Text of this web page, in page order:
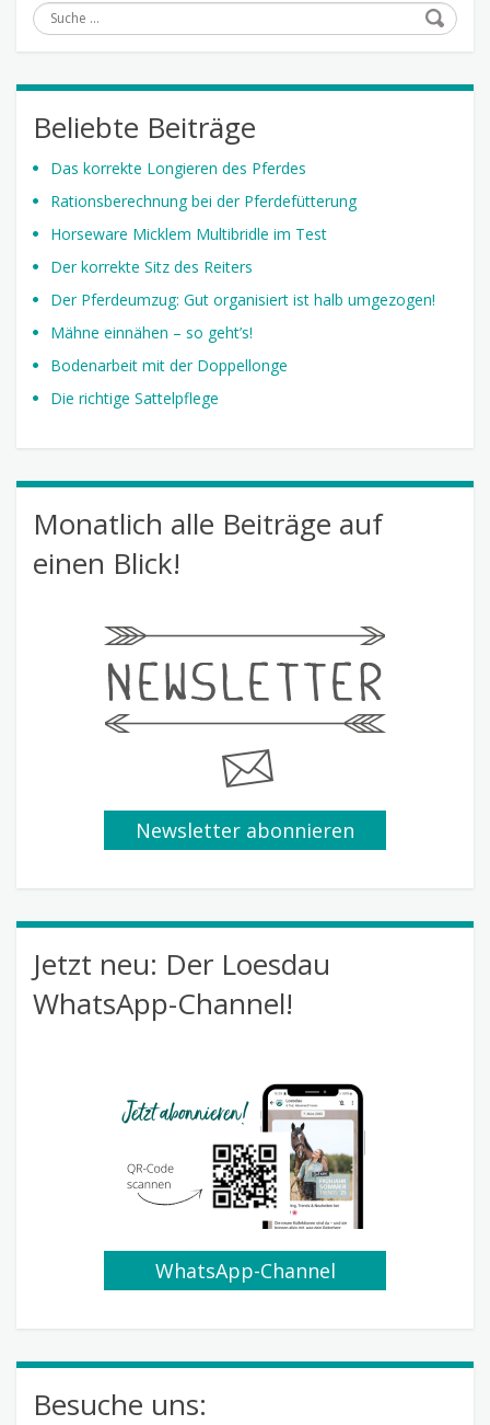
Suche
Beliebte Beiträge
Das korrekte Longieren des Pferdes
Rationsberechnung bei der Pferdefütterung
Horseware Micklem Multibridle im Test
Der korrekte Sitz des Reiters
Der Pferdeumzug: Gut organisiert ist halb umgezogen!
Mähne einnähen – so geht’s!
Bodenarbeit mit der Doppellonge
Die richtige Sattelpflege
Monatlich alle Beiträge auf
einen Blick!
Newsletter abonnieren
Jetzt neu: Der Loesdau
WhatsApp-Channel!
WhatsApp-Channel
Besuche uns: